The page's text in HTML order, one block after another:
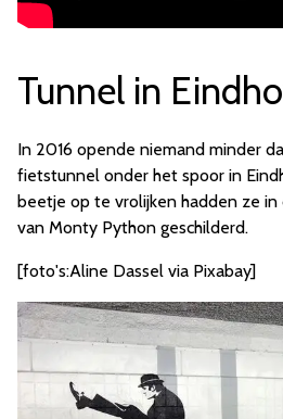
Tunnel in
In 2016 opende niemand minder
fietstunnel onder het spoor in
beetje op te vrolijken hadden ze in
van Monty Python geschilderd.
[foto's:Aline Dassel via Pixabay]